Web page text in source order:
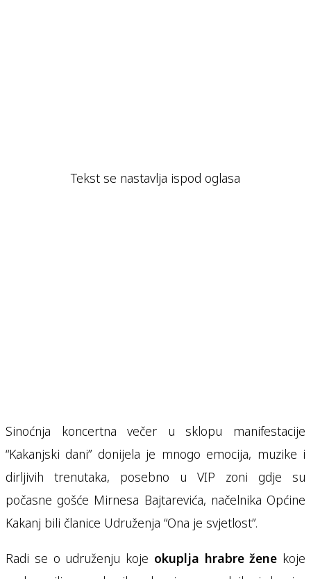
Tekst se nastavlja ispod oglasa
Sinoćnja koncertna večer u sklopu manifestacije
“Kakanjski dani” donijela je mnogo emocija, muzike i
dirljivih trenutaka, posebno u VIP zoni gdje su
počasne gošće Mirnesa Bajtarevića, načelnika Općine
Kakanj bili članice Udruženja “Ona je svjetlost”.
Radi se o udruženju koje okuplja hrabre žene koje